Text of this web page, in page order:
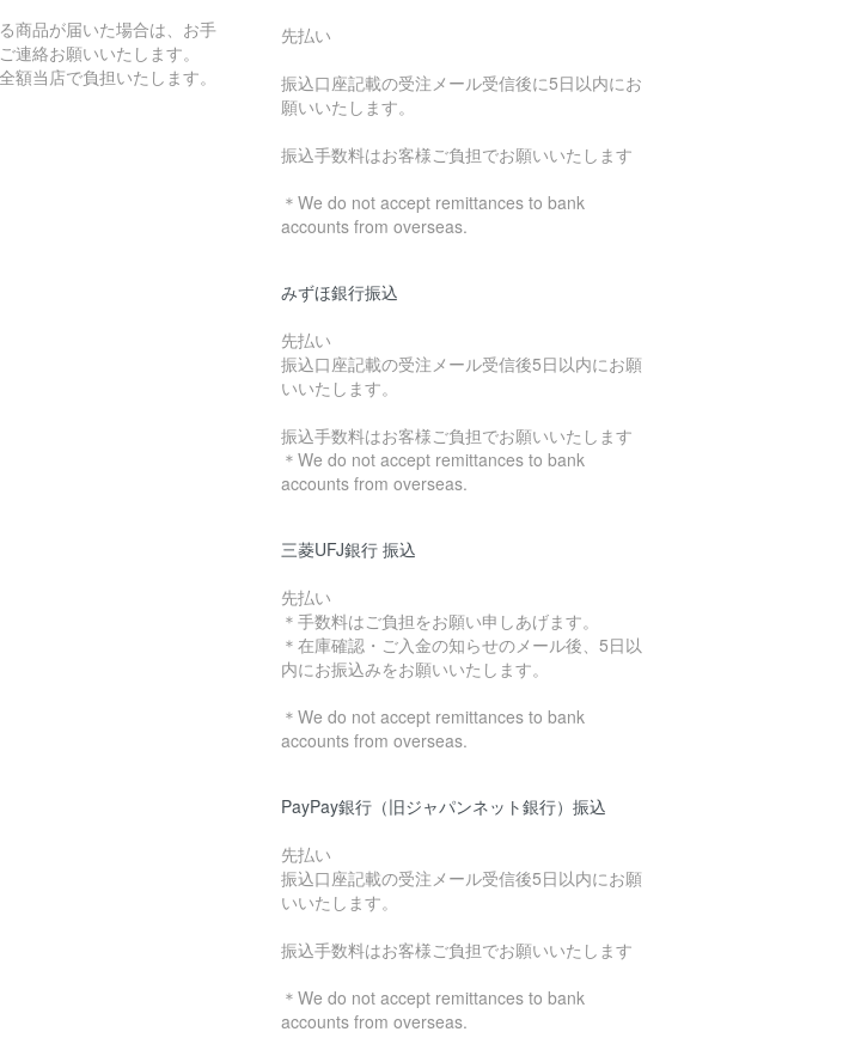
商品が届いた場合は、お手
連絡お願いいたします。
額当店で負担いたします。
先払い
振込口座記載の受注メール受信後に5日以内にお
願いいたします。
振込手数料はお客様ご負担でお願いいたします
＊We do not accept remittances to bank
accounts from overseas.
みずほ銀行振込
先払い
振込口座記載の受注メール受信後5日以内にお願
いいたします。
振込手数料はお客様ご負担でお願いいたします
＊We do not accept remittances to bank
accounts from overseas.
三菱UFJ銀行 振込
先払い
＊手数料はご負担をお願い申しあげます。
＊在庫確認・ご入金の知らせのメール後、5日以
内にお振込みをお願いいたします。
＊We do not accept remittances to bank
accounts from overseas.
PayPay銀行（旧ジャパンネット銀行）振込
先払い
振込口座記載の受注メール受信後5日以内にお願
いいたします。
振込手数料はお客様ご負担でお願いいたします
＊We do not accept remittances to bank
accounts from overseas.